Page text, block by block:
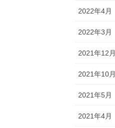
2022年4月
2022年3月
2021年12月
2021年10月
2021年5月
2021年4月